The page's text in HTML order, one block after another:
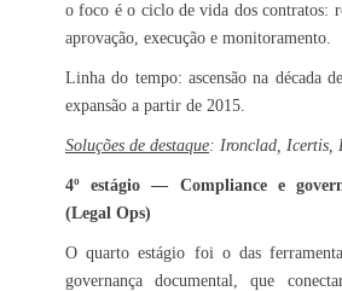
o foco é o ciclo de vida dos contratos:
aprovação, execução e monitoramento.
Linha do tempo: ascensão na década
expansão a partir de 2015.
Soluções de destaque: Ironclad, Icertis,
4º estágio — Compliance e
(Legal Ops)
O quarto estágio foi o das
governança documental, que